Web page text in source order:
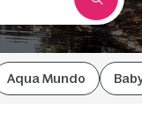
Aqua Mundo